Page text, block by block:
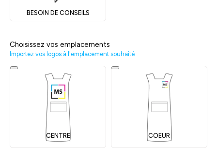
BESOIN DE CONSEILS
Choisissez vos emplacements
Importez vos logos à l'emplacement souhaité
CENTRE COEUR